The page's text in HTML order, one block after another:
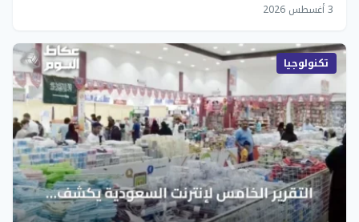
3 أغسطس 2026
تكنولوجيا